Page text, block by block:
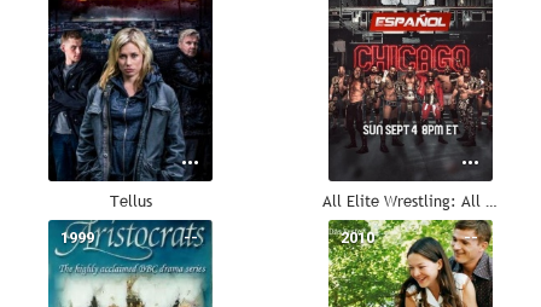
Tellus All Elite Wrestling: All Out
--
1999 --
2010